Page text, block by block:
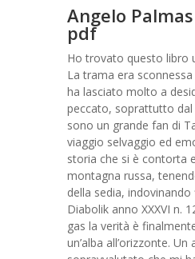
Angelo
pdf
Ho trovato questo libro
La trama era
ha lasciato molto a
peccato, soprattutto
sono un grande fan di
viaggio selvaggio ed
storia che si è contorta
montagna russa,
della sedia,
Diabolik anno XXXVI n.
gas la verità è
un’alba all’orizzonte.